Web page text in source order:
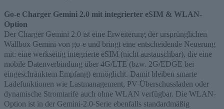
Go-e Charger Gemini 2.0 mit integrierter eSIM & WLAN-
Option
Der Charger Gemini 2.0 ist eine Erweiterung der ursprünglichen
Wallbox Gemini von go-e und bringt eine entscheidende Neuerung
mit: eine werkseitig integrierte eSIM (nicht austauschbar), die eine
mobile Datenverbindung über 4G/LTE (bzw. 2G/EDGE bei
eingeschränktem Empfang) ermöglicht. Damit bleiben smarte
Ladefunktionen wie Lastmanagement, PV-Überschussladen oder
dynamische Stromtarife auch ohne WLAN verfügbar. Die WLAN-
Option ist in der Gemini-2.0-Serie ebenfalls standardmäßig